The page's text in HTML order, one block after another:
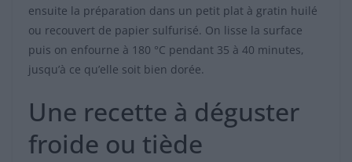
ensuite la préparation dans un petit plat à gratin huilé
ou recouvert de papier sulfurisé. On lisse la surface
puis on enfourne à 180 °C pendant 35 à 40 minutes,
jusqu’à ce qu’elle soit bien dorée.
Une recette à déguster
froide ou tiède